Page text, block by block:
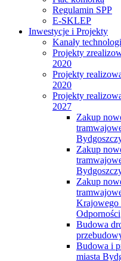
Regulamin SPP
E-SKLEP
Inwestycje i Projekty
Kanały
Projekty
2020
Projekty
2020
Projekty
2027
Zakup
Zakup
Zakup
Krajowego
Odporności
Budowa
Budowa i
miasta